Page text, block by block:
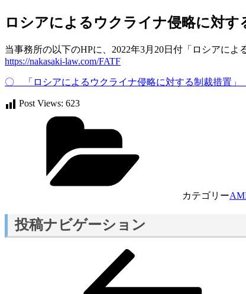
ロシアによるウクライナ侵略に対す
当事務所の以下のHPに、2022年3月20日付「ロシアに
https://nakasaki-law.com/FATF
〇 「ロシアによるウクライナ侵略に対する制裁措置」
Post Views: 623
カテゴリー
投稿ナビゲーション